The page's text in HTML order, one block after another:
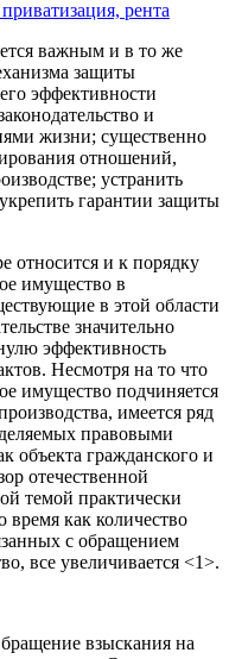
рента
важным и в то же
защиты
эффективности
и
жизни; существенно
отношений,
устранить
гарантии защиты
относится и к порядку
имущество в
в этой области
значительно
эффективность
Несмотря на то что
имущество подчиняется
имеется ряд
правовыми
объекта гражданского и
отечественной
темой практически
время как количество
с обращением
все увеличивается <1>.
взыскания на